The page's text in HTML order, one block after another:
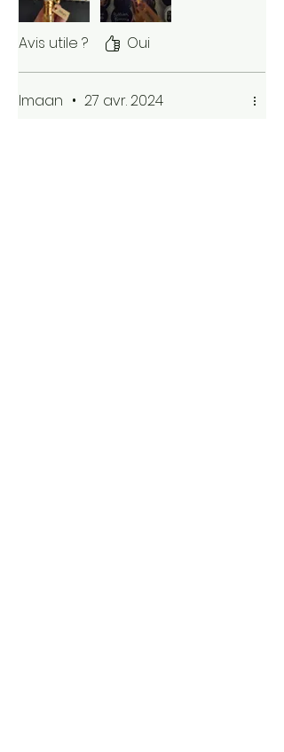
Avis utile ? Oui
Imaan • 27 avr. 2024